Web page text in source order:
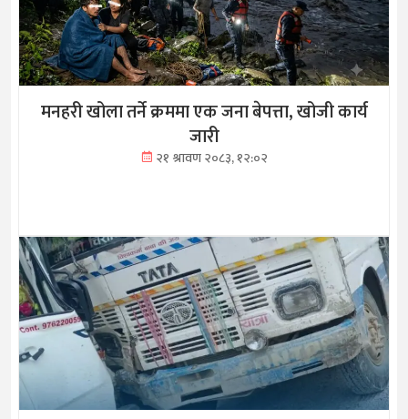
मनहरी खोला तर्ने क्रममा एक जना बेपत्ता, खोजी कार्य
जारी
२१ श्रावण २०८३, १२:०२